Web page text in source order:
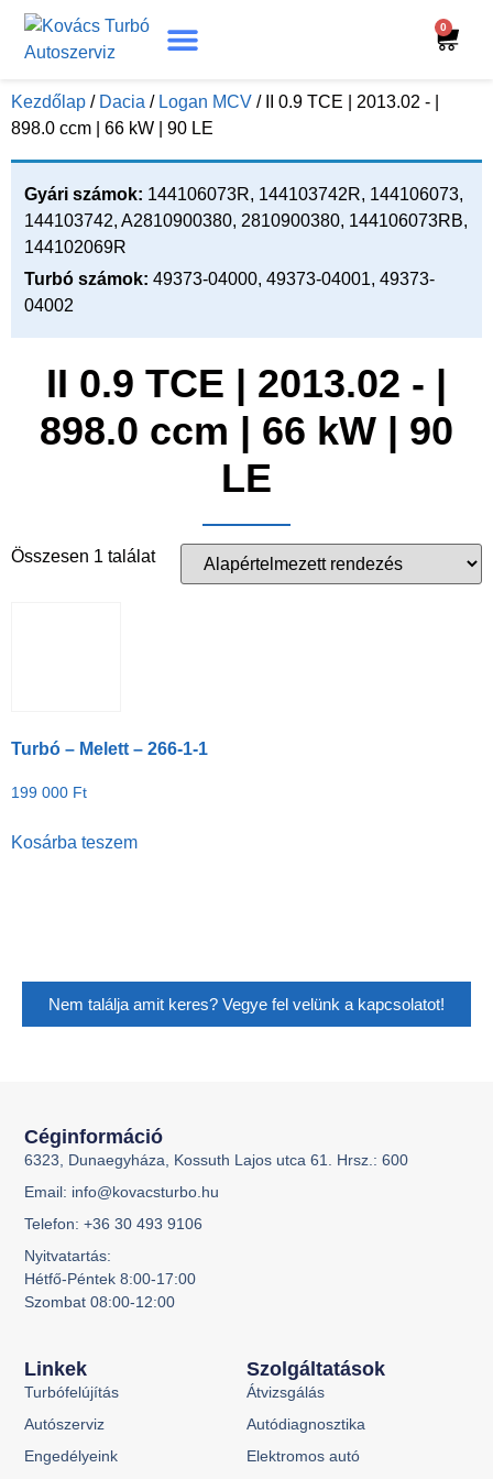
0
Kezdőlap / Dacia / Logan MCV / II 0.9 TCE | 2013.02 - |
898.0 ccm | 66 kW | 90 LE
Gyári számok: 144106073R, 144103742R, 144106073,
144103742, A2810900380, 2810900380, 144106073RB,
144102069R
Turbó számok: 49373-04000, 49373-04001, 49373-
04002
II 0.9 TCE | 2013.02 - |
898.0 ccm | 66 kW | 90
LE
Összesen 1 találat
Turbó – Melett – 266-1-1
199 000 Ft
Kosárba teszem
Nem találja amit keres? Vegye fel velünk a kapcsolatot!
Szolgáltatások
Átvizsgálás
Autódiagnosztika
Elektromos autó
Linkek
Turbófelújítás
Autószerviz
Engedélyeink
Céginformáció
6323, Dunaegyháza, Kossuth Lajos utca 61. Hrsz.: 600
Email: info@kovacsturbo.hu
Telefon: +36 30 493 9106
Nyitvatartás:
Hétfő-Péntek 8:00-17:00
Szombat 08:00-12:00